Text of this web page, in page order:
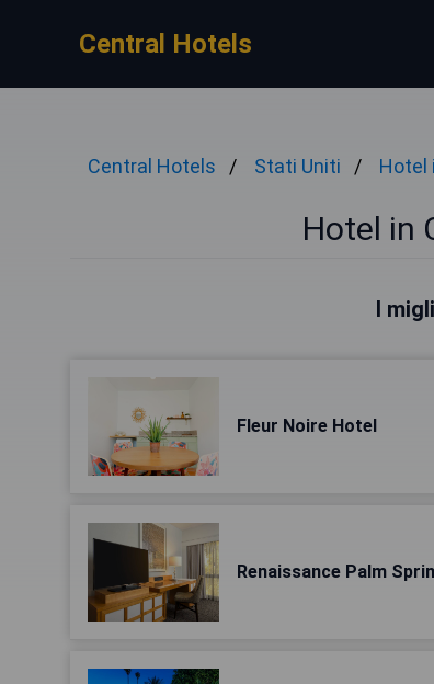
Central Hotels
Central Hotels Stati Uniti Hotel
Hotel in
I
Fleur Noire Hotel
Renaissance Palm